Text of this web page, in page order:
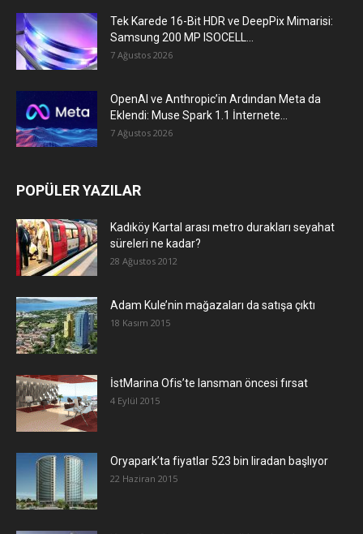
Tek Karede 16-Bit HDR ve DeepPix Mimarisi:
Samsung 200 MP ISOCELL...
7 Ağustos 2026
OpenAI ve Anthropic’in Ardından Meta da
Eklendi: Muse Spark 1.1 İnternete...
7 Ağustos 2026
POPÜLER YAZILAR
Kadıköy Kartal arası metro durakları seyahat
süreleri ne kadar?
28 Ağustos 2012
Adam Kule’nin mağazaları da satışa çıktı
18 Kasım 2015
İstMarina Ofis’te lansman öncesi fırsat
4 Eylül 2015
Oryapark’ta fiyatlar 523 bin liradan başlıyor
22 Haziran 2015